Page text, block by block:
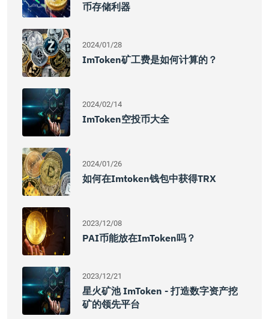
币存储利器
2024/01/28
ImToken矿工费是如何计算的？
2024/02/14
ImToken空投币大全
2024/01/26
如何在imtoken钱包中获得TRX
2023/12/08
PAI币能放在imToken吗？
2023/12/21
星火矿池 ImToken - 打造数字资产挖
矿的领先平台